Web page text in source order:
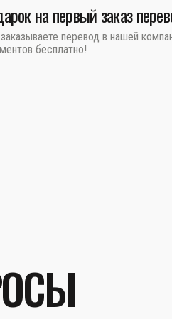
на первый заказ
перевод в нашей
бесплатно!